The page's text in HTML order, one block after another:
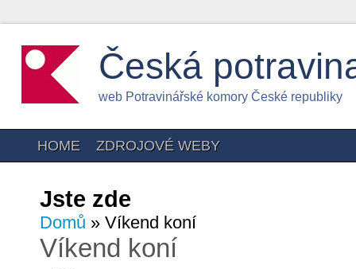
Česká
web Potravinářské komory České republiky
HOME ZDROJOVÉ WEBY
Jste zde
Domů » Víkend koní
Víkend koní